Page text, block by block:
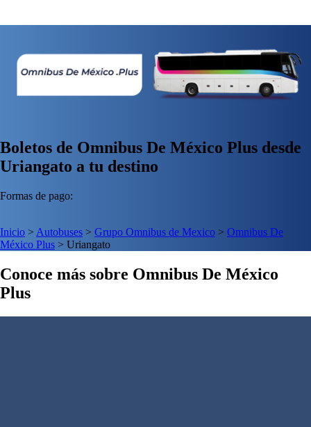
Boletos de Omnibus De México Plus desde
Uriangato a tu destino
Formas de pago:
Inicio > Autobuses > Grupo Omnibus de Mexico > Omnibus De
México Plus > Uriangato
Conoce más sobre Omnibus De México
Plus